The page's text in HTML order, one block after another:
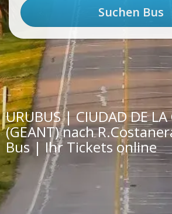
URUBUS | CIUDAD DE LA
(GEANT) nach
Bus | Ihr Tickets online